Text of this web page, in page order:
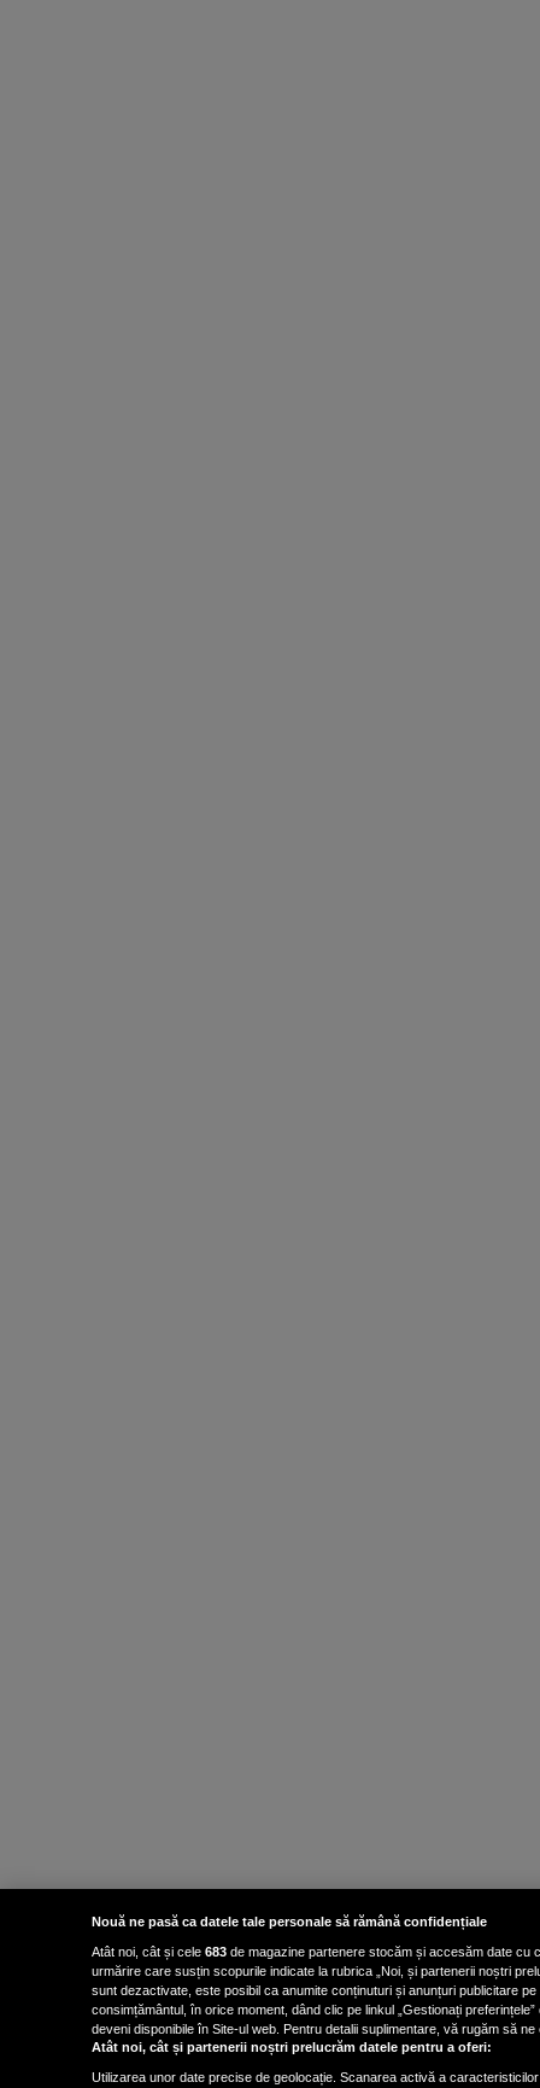
Nouă ne pasă ca datele tale personale să rămână confidențiale
Atât noi, cât și cele 683 de magazine partenere stocăm și accesăm date cu
urmărire care susțin scopurile indicate la rubrica „Noi, și partenerii noștri
sunt dezactivate, este posibil ca anumite conținuturi și anunțuri publicitare
consimțământul, în orice moment, dând clic pe linkul „Gestionați
deveni disponibile în Site-ul web. Pentru detalii suplimentare, vă rugăm să
Atât noi, cât și partenerii noștri prelucrăm datele pentru a oferi:
Utilizarea unor date precise de geolocație. Scanarea activă a